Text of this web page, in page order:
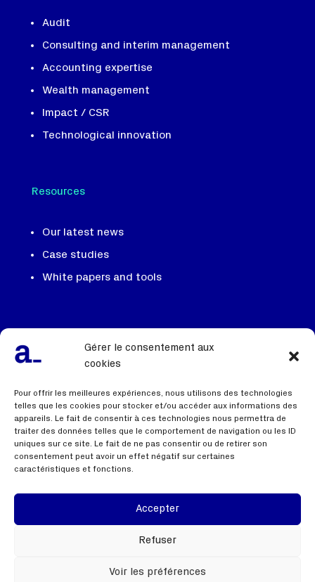
Gérer le consentement aux
cookies
Pour offrir les meilleures expériences, nous utilisons des technologies
telles que les cookies pour stocker et/ou accéder aux informations des
appareils. Le fait de consentir à ces technologies nous permettra de
traiter des données telles que le comportement de navigation ou les ID
uniques sur ce site. Le fait de ne pas consentir ou de retirer son
consentement peut avoir un effet négatif sur certaines
caractéristiques et fonctions.
Accepter
Refuser
Voir les préférences
Audit
Consulting and interim management
Accounting expertise
Wealth management
Impact / CSR
Technological innovation
Resources
Our latest news
Case studies
White papers and tools
We recruit
Useful links
Webinar